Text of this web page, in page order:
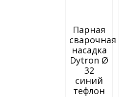
Парная
сварочная
насадка
Dytron Ø
32
синий
тефлон